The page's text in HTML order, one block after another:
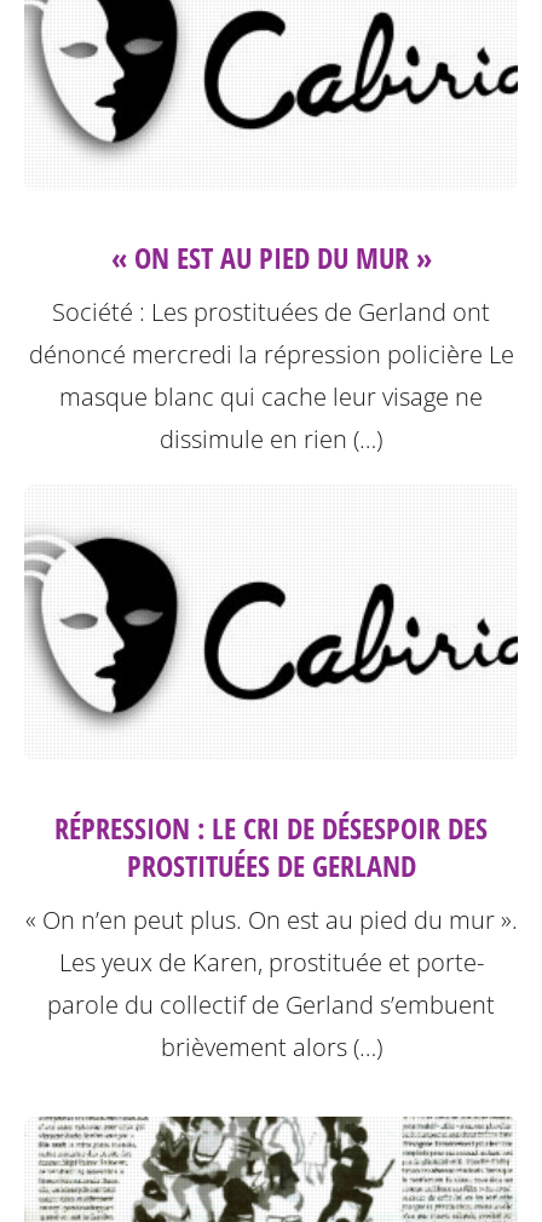
« ON EST AU PIED DU MUR »
Société : Les prostituées de Gerland ont
dénoncé mercredi la répression policière Le
masque blanc qui cache leur visage ne
dissimule en rien (…)
RÉPRESSION : LE CRI DE DÉSESPOIR DES
PROSTITUÉES DE GERLAND
« On n’en peut plus. On est au pied du mur ».
Les yeux de Karen, prostituée et porte-
parole du collectif de Gerland s’embuent
brièvement alors (…)